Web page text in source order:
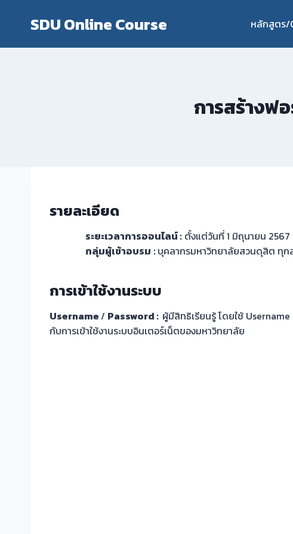
SDU Online Course หลักสูตร/
การสร้างฟ
รายละเอียด
ระยะเวลาการออนไลน์ : ตั้งแต่วันที่ 1 มิถุนายน 2567
กลุ่มผู้เข้าอบรม :บุคลากรมหาวิทยาลัยสวนดุสิต ทุก
การเข้าใช้งานระบบ
Username/ Password : ผู้มีสิทธิเรียนรู้ โดยใช้
กับการเข้าใช้งานระบบอินเตอร์เน็ตของมหาวิทยาลัย